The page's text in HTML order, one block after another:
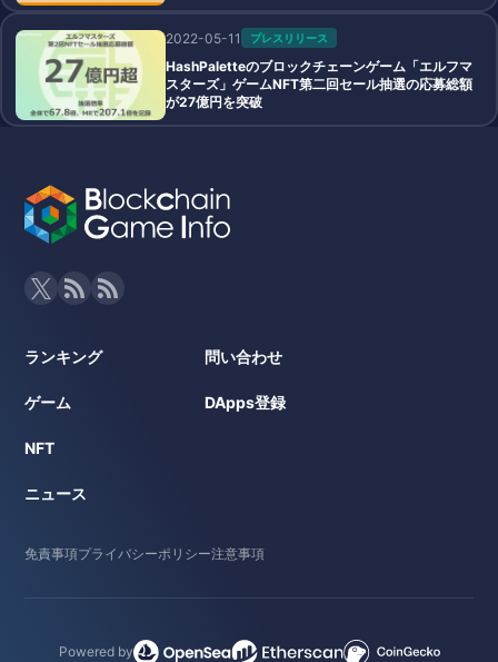
2022-05-11 プレスリリース
HashPaletteのブロックチェーンゲーム「エルフマ
スターズ」ゲームNFT第二回セール抽選の応募総額
が27億円を突破
ランキング
ゲーム
NFT
ニュース
問い合わせ
DApps登録
免責事項プライバシーポリシー注意事項
Powered by